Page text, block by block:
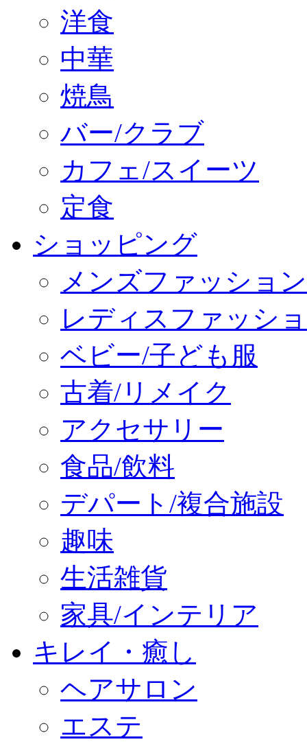
洋食
中華
焼鳥
バー/クラブ
カフェ/スイーツ
定食
ショッピング
メンズファッション
レディスファッシ
ベビー/子ども服
古着/リメイク
アクセサリー
食品/飲料
デパート/複合施設
趣味
生活雑貨
家具/インテリア
キレイ・癒し
ヘアサロン
エステ